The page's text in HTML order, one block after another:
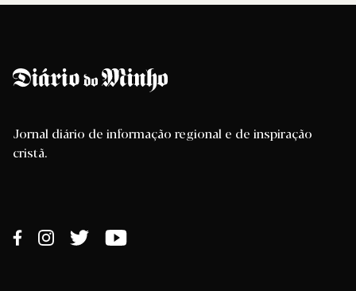
Jornal diário de informação regional e de inspiração
cristã.